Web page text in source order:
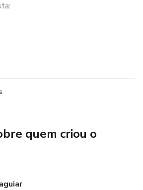
quem criou o